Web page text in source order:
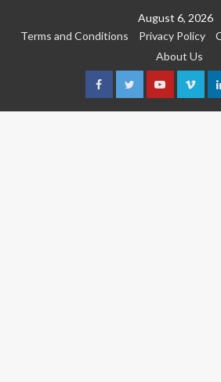
August 6, 2026
Terms and Conditions
Privacy Policy
About Us
FacebookTwitterYoutubeVimeo